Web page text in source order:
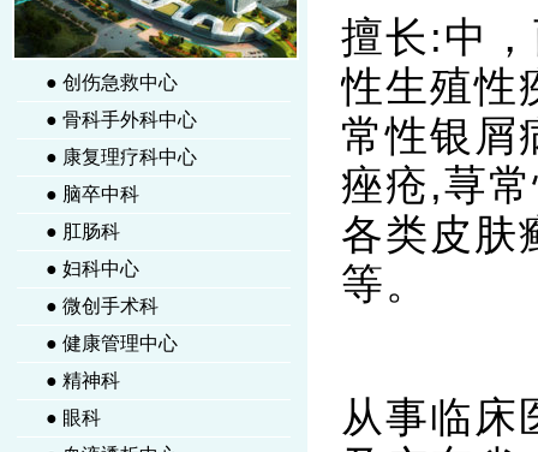
● 创伤急救中心
● 骨科手外科中心
● 康复理疗科中心
● 脑卒中科
● 肛肠科
● 妇科中心
● 微创手术科
● 健康管理中心
● 精神科
● 眼科
擅长:中
性生殖性
常性银屑
痤疮,荨
各类皮肤
等。
从事临床